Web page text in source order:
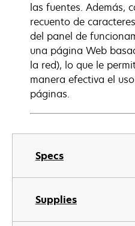
Specs
Supplies
las fuentes. Además,
recuento de
del panel de
una página Web
la red), lo que le
manera efectiva el
páginas.